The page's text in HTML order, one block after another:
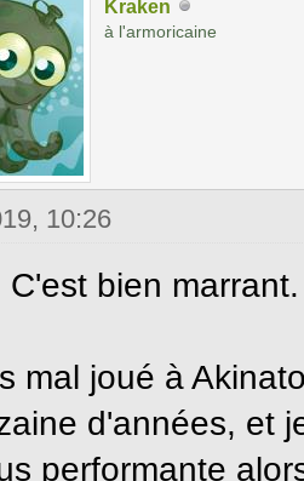
Kraken
à l'armoricaine
10:26
C'est bien marrant.
mal joué à
d'années, et
performante